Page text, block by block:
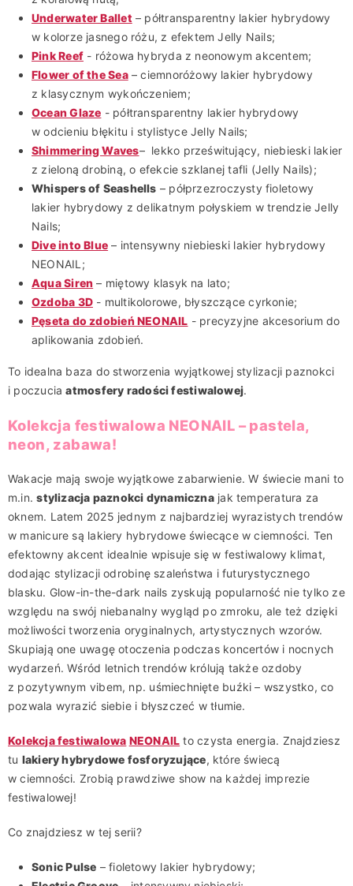
Underwater Ballet – półtransparentny lakier hybrydowy
w kolorze jasnego różu, z efektem Jelly Nails;
Pink Reef- różowa hybryda z neonowym akcentem;
Flower of the Sea– ciemnoróżowy lakier hybrydowy
z klasycznym wykończeniem;
Ocean Glaze - półtransparentny lakier hybrydowy
w odcieniu błękitu i stylistyce Jelly Nails;
Shimmering Waves– lekko prześwitujący, niebieski lakier
z zieloną drobiną, o efekcie szklanej tafli (Jelly Nails);
Whispers of Seashells – półprzezroczysty fioletowy
lakier hybrydowy z delikatnym połyskiem w trendzie Jelly
Nails;
Dive into Blue – intensywny niebieski lakier hybrydowy
NEONAIL;
Aqua Siren – miętowy klasyk na lato;
Ozdoba 3D- multikolorowe, błyszczące cyrkonie;
Pęseta do zdobień NEONAIL - precyzyjne akcesorium do
aplikowania zdobień.
To idealna baza do stworzenia wyjątkowej stylizacji paznokci
i poczuciaatmosfery radości festiwalowej.
Kolekcja festiwalowa NEONAIL – pastela,
neon, zabawa!
Wakacje mają swoje wyjątkowe zabarwienie. W świecie mani to
m.in.stylizacja paznokci dynamicznajak temperatura za
oknem. Latem 2025 jednym z najbardziej wyrazistych trendów
w manicure są lakiery hybrydowe świecące w ciemności. Ten
efektowny akcent idealnie wpisuje się w festiwalowy klimat,
dodając stylizacji odrobinę szaleństwa i futurystycznego
blasku. Glow-in-the-dark nails zyskują popularność nie tylko ze
względu na swój niebanalny wygląd po zmroku, ale też dzięki
możliwości tworzenia oryginalnych, artystycznych wzorów.
Skupiają one uwagę otoczenia podczas koncertów i nocnych
wydarzeń. Wśród letnich trendów królują także ozdoby
z pozytywnym vibem, np. uśmiechnięte buźki – wszystko, co
pozwala wyrazić siebie i błyszczeć w tłumie.
Kolekcja festiwalowa NEONAIL to czysta energia. Znajdziesz
tu lakiery hybrydowe fosforyzujące, które świecą
w ciemności. Zrobią prawdziwe show na każdej imprezie
festiwalowej!
Co znajdziesz w tej serii?
Sonic Pulse – fioletowy lakier hybrydowy;